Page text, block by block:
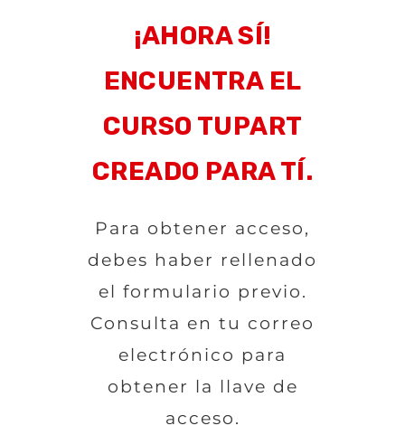
¡AHORA SÍ!
ENCUENTRA EL
CURSO TUPART
CREADO PARA TÍ.
Para obtener acceso,
debes haber rellenado
el formulario previo.
Consulta en tu correo
electrónico para
obtener la llave de
acceso.